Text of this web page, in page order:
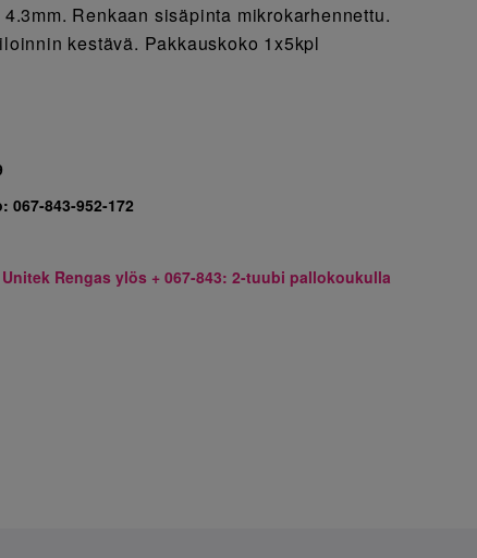
Renkaan sisäpinta mikrokarhennettu.
kestävä. Pakkauskoko 1x5kpl
067-843-952-172
Unitek Rengas ylös + 067-843: 2-tuubi pallokoukulla